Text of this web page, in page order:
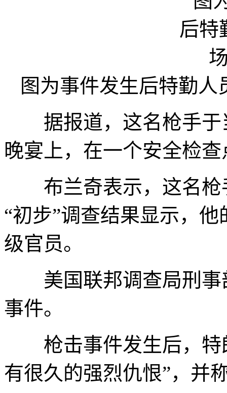
图为事件发生后特勤人
据报道，这名枪手于
晚宴上，在一个安全检
布兰奇表示，这名枪
“初步”调查结果显示，
级官员。
美国联邦调查局刑事
事件。
枪击事件发生后，特
有很久的强烈仇恨”，并